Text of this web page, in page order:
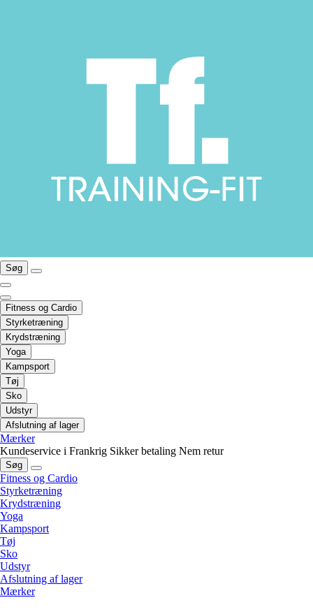
Søg
Fitness og Cardio
Styrketræning
Krydstræning
Yoga
Kampsport
Tøj
Sko
Udstyr
Afslutning af lager
Mærker
Kundeservice i Frankrig Sikker betaling Nem retur
Søg
Fitness og Cardio
Styrketræning
Krydstræning
Yoga
Kampsport
Tøj
Sko
Udstyr
Afslutning af lager
Mærker